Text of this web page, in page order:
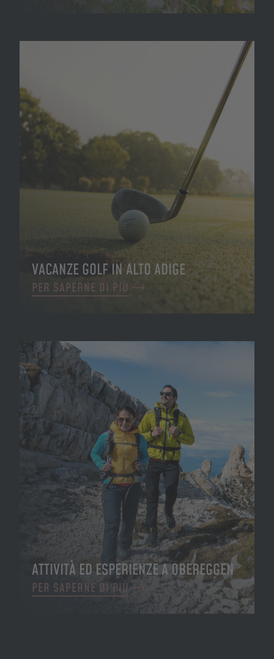
VACANZE GOLF IN ALTO ADIGE
PER SAPERNE DI PIÙ
ATTIVITÀ ED ESPERIENZE A OBEREGGEN
PER SAPERNE DI PIÙ